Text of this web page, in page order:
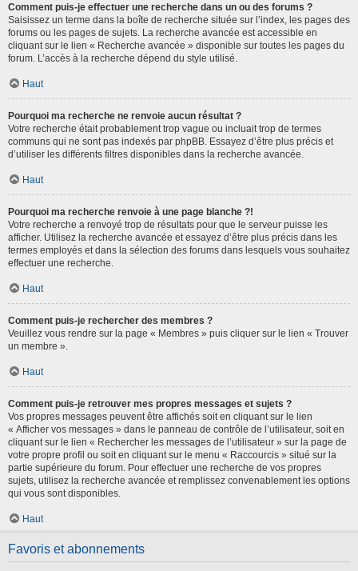
Comment puis-je effectuer une recherche dans un ou des forums ?
Saisissez un terme dans la boîte de recherche située sur l’index, les pages des
forums ou les pages de sujets. La recherche avancée est accessible en
cliquant sur le lien « Recherche avancée » disponible sur toutes les pages du
forum. L’accès à la recherche dépend du style utilisé.
Haut
Pourquoi ma recherche ne renvoie aucun résultat ?
Votre recherche était probablement trop vague ou incluait trop de termes
communs qui ne sont pas indexés par phpBB. Essayez d’être plus précis et
d’utiliser les différents filtres disponibles dans la recherche avancée.
Haut
Pourquoi ma recherche renvoie à une page blanche ?!
Votre recherche a renvoyé trop de résultats pour que le serveur puisse les
afficher. Utilisez la recherche avancée et essayez d’être plus précis dans les
termes employés et dans la sélection des forums dans lesquels vous souhaitez
effectuer une recherche.
Haut
Comment puis-je rechercher des membres ?
Veuillez vous rendre sur la page « Membres » puis cliquer sur le lien « Trouver
un membre ».
Haut
Comment puis-je retrouver mes propres messages et sujets ?
Vos propres messages peuvent être affichés soit en cliquant sur le lien
« Afficher vos messages » dans le panneau de contrôle de l’utilisateur, soit en
cliquant sur le lien « Rechercher les messages de l’utilisateur » sur la page de
votre propre profil ou soit en cliquant sur le menu « Raccourcis » situé sur la
partie supérieure du forum. Pour effectuer une recherche de vos propres
sujets, utilisez la recherche avancée et remplissez convenablement les options
qui vous sont disponibles.
Haut
Favoris et abonnements